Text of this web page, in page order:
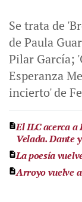
Se trata de
de Paula
Pilar García;
Esperanza
incierto' de
El ILC acerca
Velada. Dante
La poesía
Arroyo vuelve